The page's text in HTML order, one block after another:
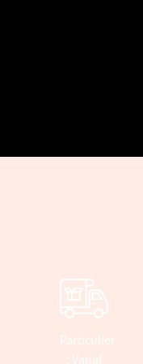
Particulier
: Vanaf